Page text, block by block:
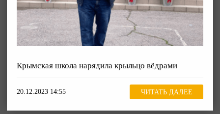
Крымская школа нарядила крыльцо вёдрами
20.12.2023 14:55 ЧИТАТЬ ДАЛЕЕ